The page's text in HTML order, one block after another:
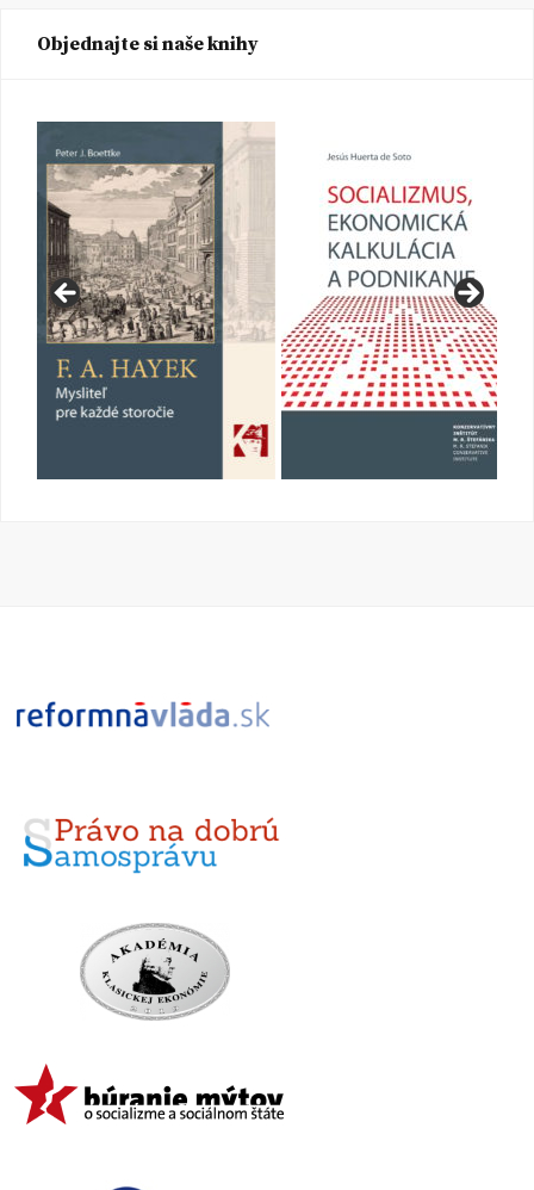
Objednajte si naše knihy